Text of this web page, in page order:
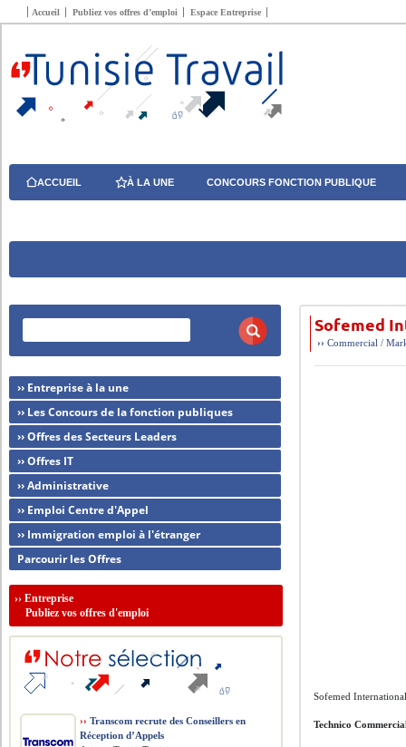
Accueil Publiez vos offres d’emploi Espace Entreprise
ACCUEIL À LA UNE CONCOURS FONCTION PUBLIQUE
Sofemed
››Commercial /
Sofemed
Technico
›› Entreprise à la une
›› Les Concours de la fonction publiques
›› Offres des Secteurs Leaders
›› Offres IT
›› Administrative
›› Emploi Centre d'Appel
›› Immigration emploi à l'étranger
Parcourir les Offres
››Entreprise
Publiez vos offres d'emploi
›› Transcom recrute des Conseillers en
Réception d’Appels